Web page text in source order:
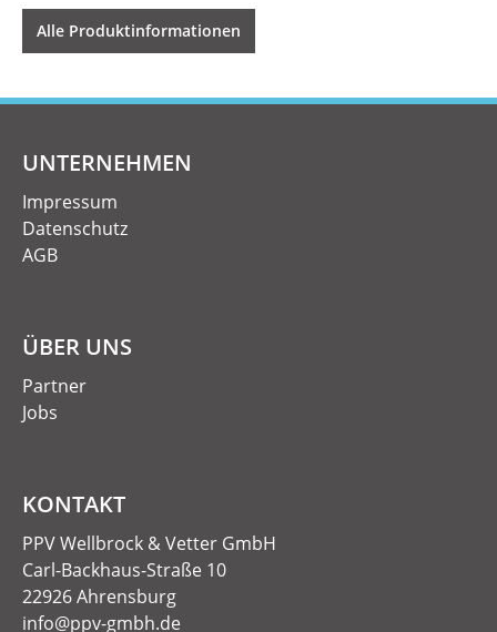
Alle Produktinformationen
UNTERNEHMEN
Impressum
Datenschutz
AGB
ÜBER UNS
Partner
Jobs
KONTAKT
PPV Wellbrock & Vetter GmbH
Carl-Backhaus-Straße 10
22926 Ahrensburg
info@ppv-gmbh.de